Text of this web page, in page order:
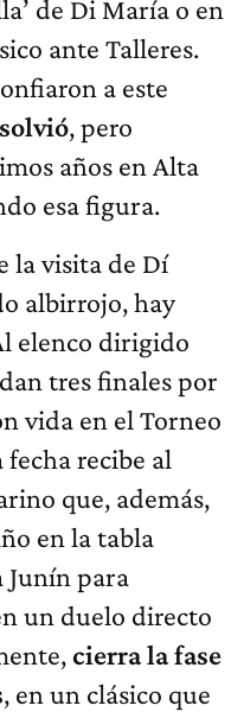
de Di María o en
ante Talleres.
a este
, pero
años en Alta
esa figura.
la visita de Dí
albirrojo, hay
elenco dirigido
tres finales por
vida en el Torneo
recibe al
que, además,
en la tabla
Junín para
un duelo directo
cierra la fase
, en un clásico que